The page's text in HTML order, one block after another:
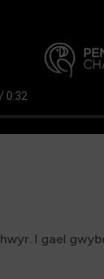
I gael